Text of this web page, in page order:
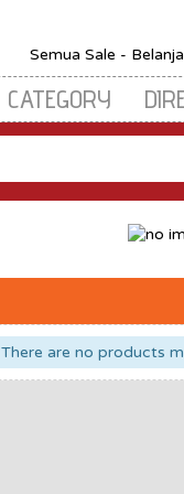
CATEGORY
There are no products